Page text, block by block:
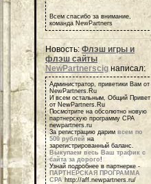
Всем спасибо за внимание,
команда NewPartners
Новость:Флэш игры и
флэш сайты
NewPartnerscigнаписал:
Администратор, приветики Вам от
NewPartners.Ru
И всем остальным, Общий Привет
от NewPartners.Ru
Посмотрите на обсолютно новую
партнерскую программу СРА
newpartners.ru
За регистрацию дарим всем по
500 рублей на
зарегистрированный баланс.
Выкупаем весь Ваш трафик с
сайта за дорого!
Узнай подробнее в партнерке -
ПАРТНЕРСКАЯ ПРОГРАММА
СРАhttp://aff.newpartners.ru/